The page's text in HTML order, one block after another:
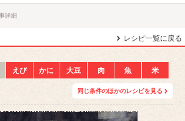
詳細
レシピ一覧に戻る
えび かに 大豆 肉 魚 米
同じ条件のほかのレシピを見る